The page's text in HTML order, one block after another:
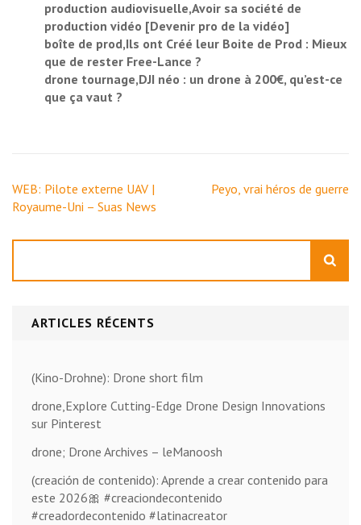
production audiovisuelle,Avoir sa société de
production vidéo [Devenir pro de la vidéo]
boîte de prod,Ils ont Créé leur Boite de Prod : Mieux
que de rester Free-Lance ?
drone tournage,DJI néo : un drone à 200€, qu’est-ce
que ça vaut ?
Navigation
de
WEB: Pilote externe UAV |
Royaume-Uni – Suas News
Peyo, vrai héros de guerre
ARTICLES RÉCENTS
(Kino-Drohne): Drone short film
drone,Explore Cutting-Edge Drone Design Innovations
sur Pinterest
drone; Drone Archives – leManoosh
(creación de contenido): Aprende a crear contenido para
este 2026🎀 #creaciondecontenido
#creadordecontenido #latinacreator